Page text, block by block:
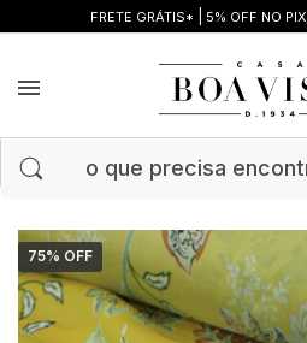
FRETE GRÁTIS* 5% OFF NO PIX
75% OFF